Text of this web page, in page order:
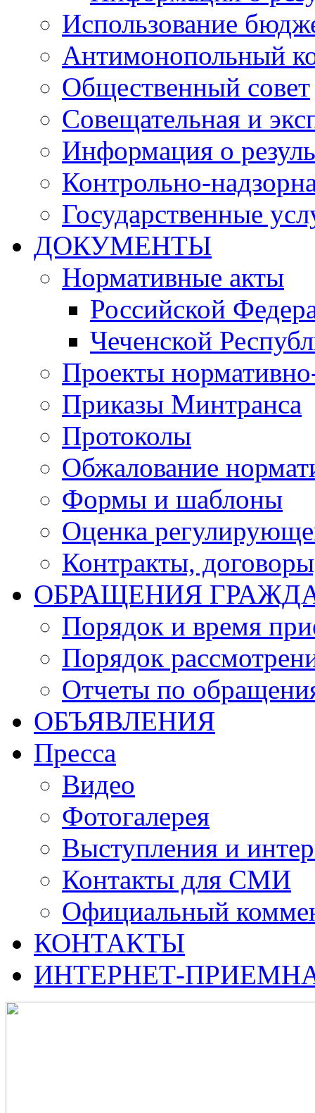
Использование
Антимонопольный
Общественный совет
Совещательная и
Информация о
Контрольно-
Государственные
ДОКУМЕНТЫ
Нормативные акты
Российской
Чеченской
Проекты
Приказы Минтранса
Протоколы
Обжалование
Формы и шаблоны
Оценка
Контракты,
ОБРАЩЕНИЯ
Порядок и время
Порядок
Отчеты по
ОБЪЯВЛЕНИЯ
Пресса
Видео
Фотогалерея
Выступления и
Контакты для СМИ
Официальный
КОНТАКТЫ
ИНТЕРНЕТ-